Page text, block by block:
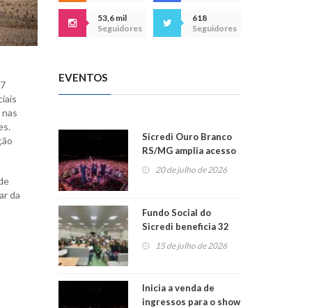
da
53,6 mil
Seguidores
618
Seguidores
EVENTOS
Sicredi Ouro Branco
RS/MG amplia acesso
ao show dos 45 anos
20 de julho de 2026
Fundo Social do
Sicredi beneficia 32
projetos em
Montenegro
15 de julho de 2026
Inicia a venda de
ingressos para o show